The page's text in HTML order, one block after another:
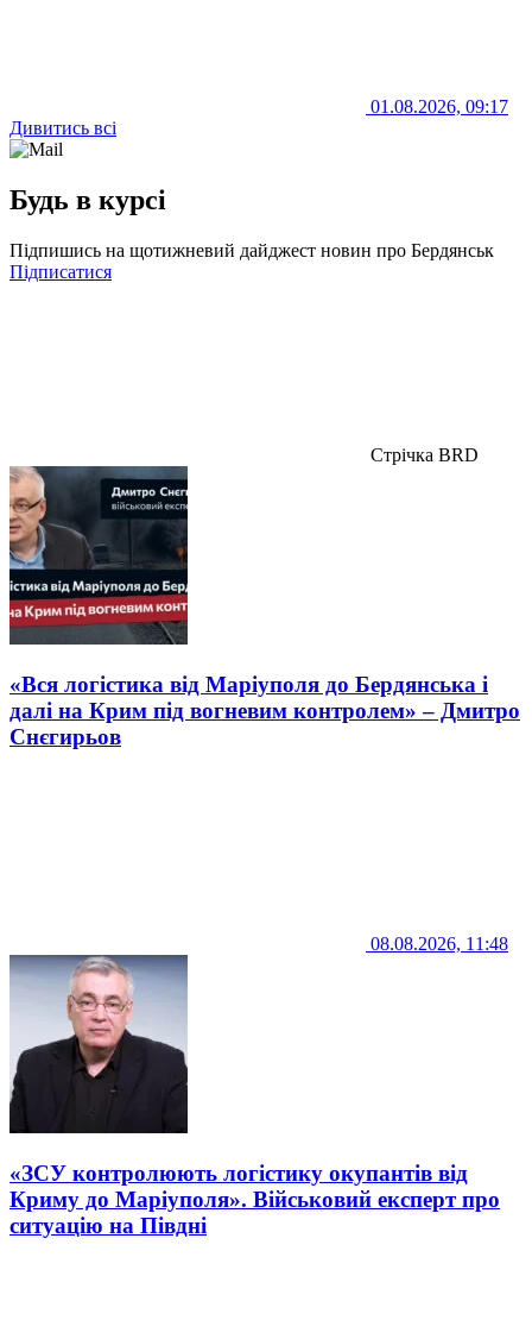
01.08.2026, 09:17
Дивитись всі
Будь в курсі
Підпишись на щотижневий дайджест новин про Бердянськ
Підписатися
Стрічка BRD
«Вся логістика від Маріуполя до Бердянська і
далі на Крим під вогневим контролем» – Дмитро
Снєгирьов
08.08.2026, 11:48
«ЗСУ контролюють логістику окупантів від
Криму до Маріуполя». Військовий експерт про
ситуацію на Півдні